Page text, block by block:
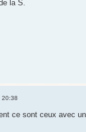
la S.
20:38
ce sont ceux avec